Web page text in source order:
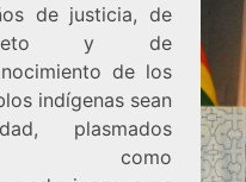
de justicia, de
y de
de los
indígenas sean
plasmados
como